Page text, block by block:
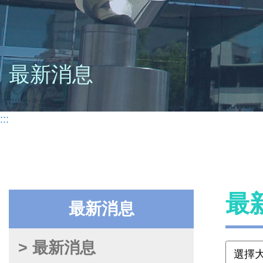
最新消息
:::
最新消息
> 最新消息
最